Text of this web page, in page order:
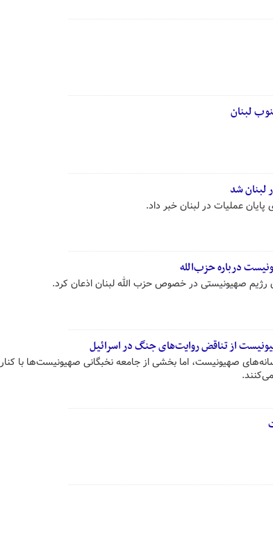
لبنان
لبنان شد
عملیات در لبنان خبر داد.
درباره حزب‌الله
رژیم صهیونیستی در خصوص حزب الله لبنان اذعان کرد.
از تناقض روایت‌های جنگ در اسرائیل
صهیونیست، اما بخشی از جامعه نخبگانی صهیونیست‌ها با کنار